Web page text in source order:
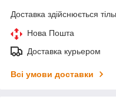
Доставка здійснюється
Нова Пошта
Доставка курьером
Всі умови доставки